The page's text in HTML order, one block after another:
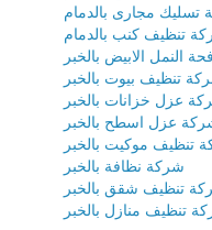
تسليك مجارى بالدمام
تنظيف كنب بالدمام
النمل الابيض بالخبر
تنظيف بيوت بالخبر
عزل خزانات بالخبر
عزل اسطح بالخبر
تنظيف موكيت بالخبر
شركة نظافة بالخبر
تنظيف شقق بالخبر
تنظيف منازل بالخبر